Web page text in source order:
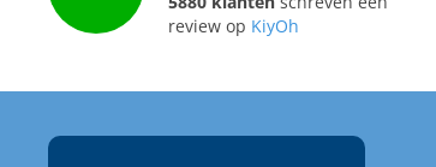
review op KiyOh